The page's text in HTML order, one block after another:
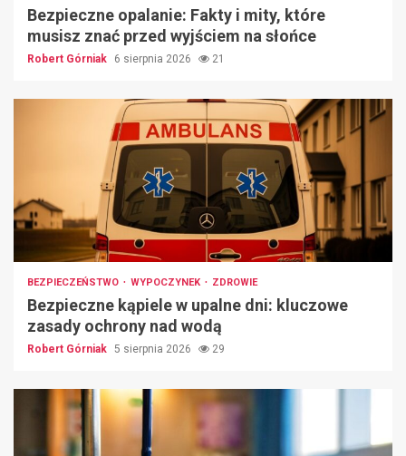
Bezpieczne opalanie: Fakty i mity, które
musisz znać przed wyjściem na słońce
Robert Górniak 6 sierpnia 2026 21
BEZPIECZEŃSTWO WYPOCZYNEK ZDROWIE
Bezpieczne kąpiele w upalne dni: kluczowe
zasady ochrony nad wodą
Robert Górniak 5 sierpnia 2026 29